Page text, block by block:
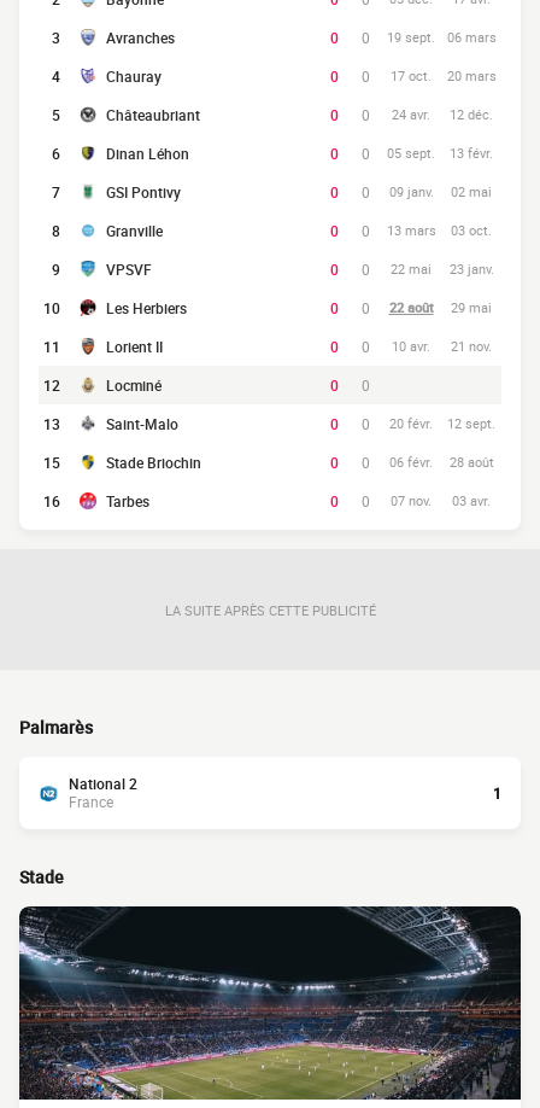
3 Avranches 0 0 19 sept. 06 mars
4 Chauray 0 0 17 oct. 20 mars
5 Châteaubriant 0 0 24 avr. 12 déc.
6 Dinan Léhon 0 0 05 sept. 13 févr.
7 GSI Pontivy 0 0 09 janv. 02 mai
8 Granville 0 0 13 mars 03 oct.
9 VPSVF 0 0 22 mai 23 janv.
10 Les Herbiers 0 0 22 août 29 mai
11 Lorient II 0 0 10 avr. 21 nov.
12 Locminé 0
0
13
Saint-Malo 0 0 20 févr. 12 sept.
15 Stade Briochin 0 0 06 févr. 28 août
16 Tarbes 0 0 07 nov. 03 avr.
LA SUITE APRÈS CETTE PUBLICITÉ
Palmarès
National 2
France
1
Stade